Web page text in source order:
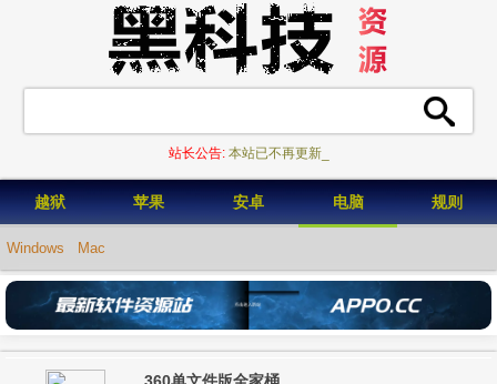
站长公告: 本站已不再更新，欢_
越狱 苹果 安卓 电脑 规则
Windows Mac
360单文件版全家桶